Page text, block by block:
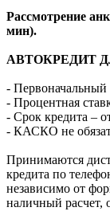
Рассмотрение
мин).
АВТОКРЕДИТ
- Первоначальный
- Процентная
- Срок кредита –
- КАСКО не
Принимаются
кредита по
независимо от
наличный расчет,